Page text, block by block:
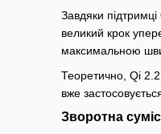
Завдяки
великий крок
максимальною
Теоретично, Qi
вже
Звор͏отна